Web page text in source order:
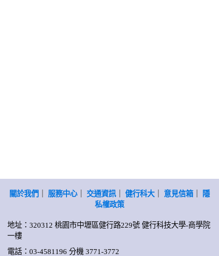
關於我們 服務中心｜ 交通資訊｜ 健行科大｜ 意見信箱｜
隱
私權政策
地址：320312 桃園市中壢區健行路229號 健行科技大學-商學院
一樓
電話：03-4581196 分機 3771-3772